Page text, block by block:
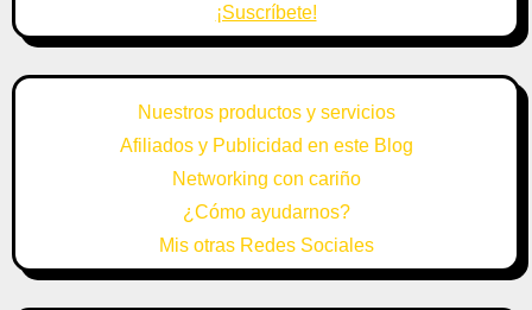
¡Suscríbete!
Nuestros productos y servicios
Afiliados y Publicidad en este Blog
Networking con cariño
¿Cómo ayudarnos?
Mis otras Redes Sociales